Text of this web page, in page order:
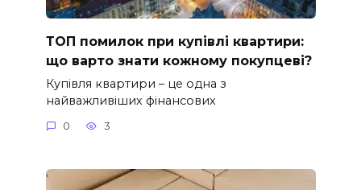
ТОП помилок при купівлі квартири:
що варто знати кожному покупцеві?
Купівля квартири – це одна з
найважливіших фінансових
0 3